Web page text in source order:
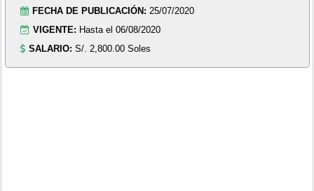
FECHA DE PUBLICACIÓN: 25/07/2020
VIGENTE: Hasta el 06/08/2020
SALARIO: S/. 2,800.00 Soles